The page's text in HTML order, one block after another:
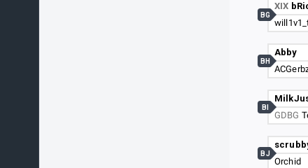
XIX
BG
Abby
BH
GDBG
BI
Orchid
BJ